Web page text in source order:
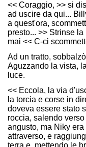
<< Coraggio, >> si
ad uscire da qui...
a quest'ora,
presto... >> Strinse
mai << C-ci
Ad un tratto,
Aguzzando la vista,
luce.
<< Eccola, la via
la torcia e corse in
doveva essere stato
roccia, salendo
angusto, ma Niky
attraverso, e
terra e, mettendo le